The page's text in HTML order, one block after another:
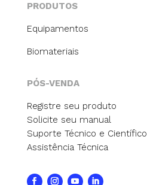
PRODUTOS
Equipamentos
Biomateriais
PÓS-VENDA
Registre seu produto
Solicite seu manual
Suporte Técnico e Científico
Assistência Técnica